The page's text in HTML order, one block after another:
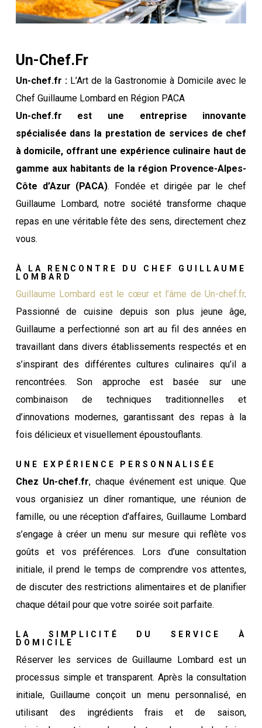
Un-Chef.fr
Un-chef.fr :L’Art de la Gastronomie à Domicile avec le
Chef Guillaume Lombard en Région PACA
Un-chef.fr est une entreprise innovante
spécialisée dans la prestation de services de chef
à domicile, offrant une expérience culinaire haut de
gamme aux habitants de la région Provence-Alpes-
Côte d’Azur (PACA). Fondée et dirigée par le chef
Guillaume Lombard, notre société transforme chaque
repas en une véritable fête des sens, directement chez
vous.
À LA RENCONTRE DU CHEF GUILLAUME
LOMBARD
Guillaume Lombard est le cœur et l’âme de Un-chef.fr.
Passionné de cuisine depuis son plus jeune âge,
Guillaume a perfectionné son art au fil des années en
travaillant dans divers établissements respectés et en
s’inspirant des différentes cultures culinaires qu’il a
rencontrées. Son approche est basée sur une
combinaison de techniques traditionnelles et
d’innovations modernes, garantissant des repas à la
fois délicieux et visuellement époustouflants.
UNE EXPÉRIENCE PERSONNALISÉE
Chez Un-chef.fr, chaque événement est unique. Que
vous organisiez un dîner romantique, une réunion de
famille, ou une réception d’affaires, Guillaume Lombard
s’engage à créer un menu sur mesure qui reflète vos
goûts et vos préférences. Lors d’une consultation
initiale, il prend le temps de comprendre vos attentes,
de discuter des restrictions alimentaires et de planifier
chaque détail pour que votre soirée soit parfaite.
LA SIMPLICITÉ DU SERVICE À
DOMICILE
Réserver les services de Guillaume Lombard est un
processus simple et transparent. Après la consultation
initiale, Guillaume conçoit un menu personnalisé, en
utilisant des ingrédients frais et de saison,